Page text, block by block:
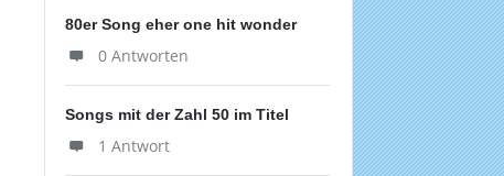
80er Song eher one hit wonder
0 Antworten
Songs mit der Zahl 50 im Titel
1 Antwort